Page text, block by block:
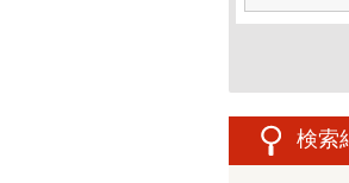
検索